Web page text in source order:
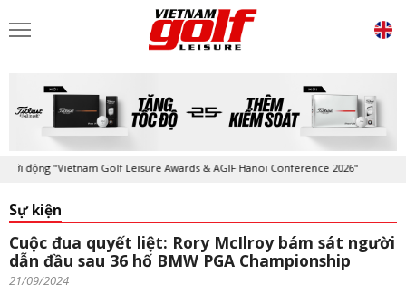
"Vietnam Golf Leisure Awards & AGIF Hanoi Conference 2026"
Sự kiện
Cuộc đua quyết liệt: Rory McIlroy bám sát người
dẫn đầu sau 36 hố BMW PGA Championship
21/09/2024